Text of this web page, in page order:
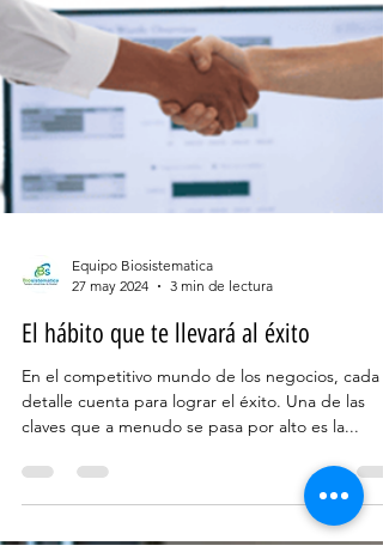
Equipo Biosistematica
27 may 2024
3 min de lectura
El hábito que te llevará al éxito
En el competitivo mundo de los negocios, cada